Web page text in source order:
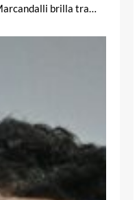
brilla tra…